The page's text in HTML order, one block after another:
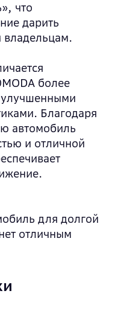
что
дарить
владельцам.
более
Благодаря
автомобиль
и отличной
для долгой
отличным